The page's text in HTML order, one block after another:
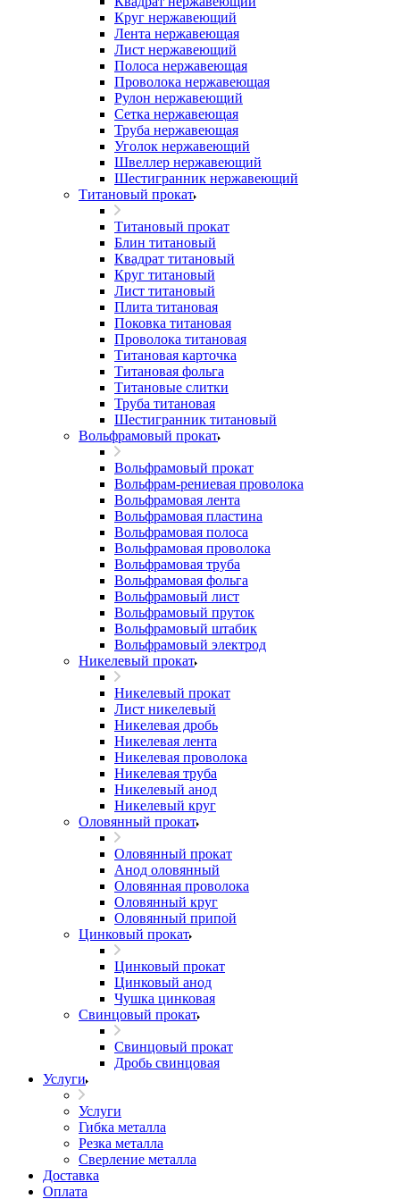
Круг нержавеющий
Лента нержавеющая
Лист нержавеющий
Полоса нержавеющая
Проволока нержавеющая
Рулон нержавеющий
Сетка нержавеющая
Труба нержавеющая
Уголок нержавеющий
Швеллер нержавеющий
Шестигранник нержавеющий
Титановый прокат
Титановый прокат
Блин титановый
Квадрат титановый
Круг титановый
Лист титановый
Плита титановая
Поковка титановая
Проволока титановая
Титановая карточка
Титановая фольга
Титановые слитки
Труба титановая
Шестигранник титановый
Вольфрамовый прокат
Вольфрамовый прокат
Вольфрам-рениевая проволока
Вольфрамовая лента
Вольфрамовая пластина
Вольфрамовая полоса
Вольфрамовая проволока
Вольфрамовая труба
Вольфрамовая фольга
Вольфрамовый лист
Вольфрамовый пруток
Вольфрамовый штабик
Вольфрамовый электрод
Никелевый прокат
Никелевый прокат
Лист никелевый
Никелевая дробь
Никелевая лента
Никелевая проволока
Никелевая труба
Никелевый анод
Никелевый круг
Оловянный прокат
Оловянный прокат
Анод оловянный
Оловянная проволока
Оловянный круг
Оловянный припой
Цинковый прокат
Цинковый прокат
Цинковый анод
Чушка цинковая
Свинцовый прокат
Свинцовый прокат
Дробь свинцовая
Услуги
Услуги
Гибка металла
Резка металла
Сверление металла
Доставка
Оплата